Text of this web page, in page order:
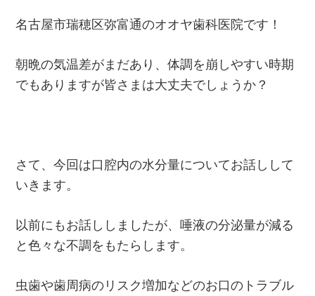
名古屋市瑞穂区弥富通のオオヤ歯科医院です！
朝晩の気温差がまだあり、体調を崩しやすい時期
でもありますが皆さまは大丈夫でしょうか？
さて、今回は口腔内の水分量についてお話しして
いきます。
以前にもお話ししましたが、唾液の分泌量が減る
と色々な不調をもたらします。
虫歯や歯周病のリスク増加などのお口のトラブル